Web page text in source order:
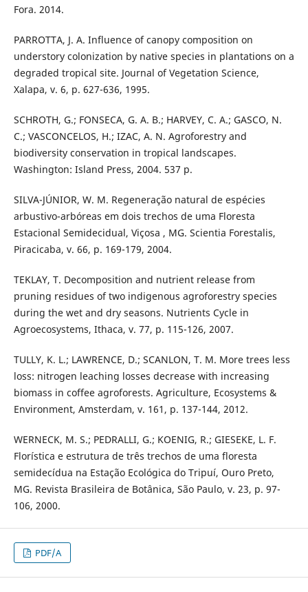
Fora. 2014.
PARROTTA, J. A. Influence of canopy composition on
understory colonization by native species in plantations on a
degraded tropical site. Journal of Vegetation Science,
Xalapa, v. 6, p. 627-636, 1995.
SCHROTH, G.; FONSECA, G. A. B.; HARVEY, C. A.; GASCO, N.
C.; VASCONCELOS, H.; IZAC, A. N. Agroforestry and
biodiversity conservation in tropical landscapes.
Washington: Island Press, 2004. 537 p.
SILVA-JÚNIOR, W. M. Regeneração natural de espécies
arbustivo-arbóreas em dois trechos de uma Floresta
Estacional Semidecidual, Viçosa , MG. Scientia Forestalis,
Piracicaba, v. 66, p. 169-179, 2004.
TEKLAY, T. Decomposition and nutrient release from
pruning residues of two indigenous agroforestry species
during the wet and dry seasons. Nutrients Cycle in
Agroecosystems, Ithaca, v. 77, p. 115-126, 2007.
TULLY, K. L.; LAWRENCE, D.; SCANLON, T. M. More trees less
loss: nitrogen leaching losses decrease with increasing
biomass in coffee agroforests. Agriculture, Ecosystems &
Environment, Amsterdam, v. 161, p. 137-144, 2012.
WERNECK, M. S.; PEDRALLI, G.; KOENIG, R.; GIESEKE, L. F.
Florística e estrutura de três trechos de uma floresta
semidecídua na Estação Ecológica do Tripuí, Ouro Preto,
MG. Revista Brasileira de Botânica, São Paulo, v. 23, p. 97-
106, 2000.
PDF/A